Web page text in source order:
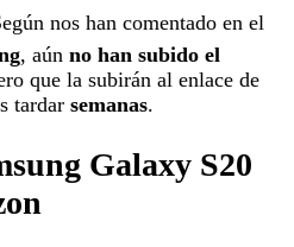
nos han comentado en el
, aún no han subido el
que la subirán al enlace de
tardar semanas.
Galaxy S20